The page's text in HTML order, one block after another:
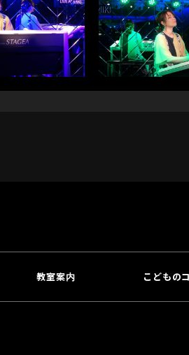
教室案内 こどもの